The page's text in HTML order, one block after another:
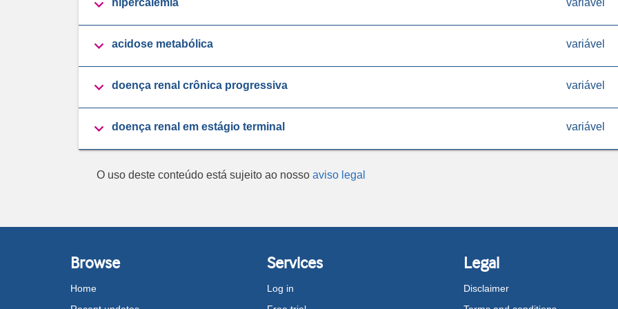
 hipercalemia variável
 acidose metabólica variável
 doença renal crônica progressiva variável
 doença renal em estágio terminal variável
O uso deste conteúdo está sujeito ao nosso aviso legal
Browse
Home
Services
Log in
Legal
Disclaimer